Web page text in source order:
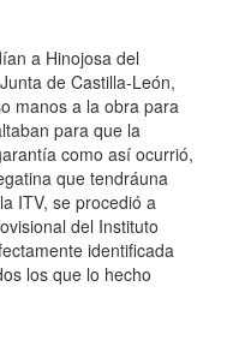
a Hinojosa del
de Castilla-León,
manos a la obra para
para que la
como así ocurrió,
que tendráuna
ITV, se procedió a
del Instituto
identificada
los que lo hecho